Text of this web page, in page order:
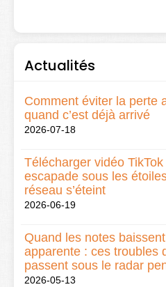
Actualités
Comment éviter la perte
quand c’est déjà arrivé
2026-07-18
Télécharger vidéo
escapade sous les
réseau s’éteint
2026-06-19
Quand les notes
apparente : ces troubles
passent sous le radar
2026-05-13